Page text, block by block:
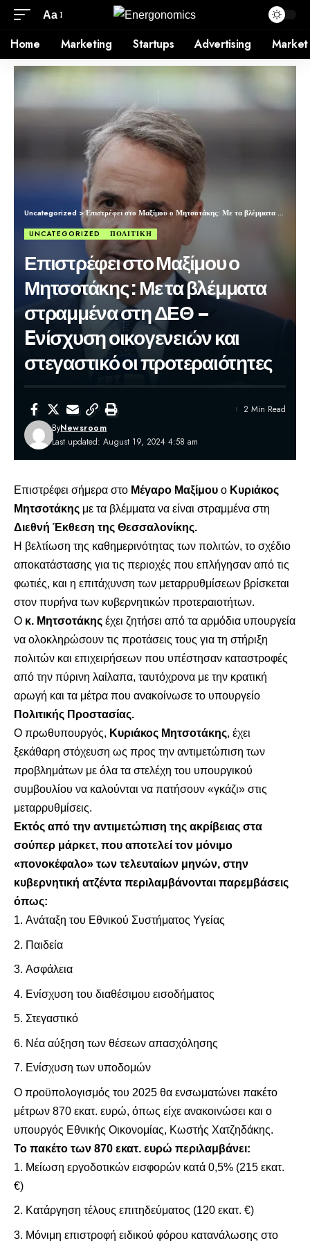
Aa
Home Marketing Startups Advertising Market
Uncategorized >Επιστρέφει στο Μαξίμου ο Μητσοτάκης: Με τα βλέμματα στραμμένα στη ΔΕΘ – Eνίσχυση οικογενειών και στεγαστικό οι προτεραιότητες
UNCATEGORIZED ΠΟΛΙΤΙΚΗ
Επιστρέφει στο Μαξίμου ο
Μητσοτάκης: Με τα βλέμματα
στραμμένα στη ΔΕΘ –
Eνίσχυση οικογενειών και
στεγαστικό οι προτεραιότητες
Last updated: August 19, 2024 4:58 am
ByNewsroom
2 Min Read
Επιστρέφει σήμερα στο Μέγαρο Μαξίμου ο Κυριάκος
Μητσοτάκης με τα βλέμματα να είναι στραμμένα στη
Διεθνή Έκθεση της Θεσσαλονίκης.
Η βελτίωση της καθημερινότητας των πολιτών, το σχέδιο
αποκατάστασης για τις περιοχές που επλήγησαν από τις
φωτιές, και η επιτάχυνση των μεταρρυθμίσεων βρίσκεται
στον πυρήνα των κυβερνητικών προτεραιοτήτων.
Ο κ. Μητσοτάκης έχει ζητήσει από τα αρμόδια υπουργεία
να ολοκληρώσουν τις προτάσεις τους για τη στήριξη
πολιτών και επιχειρήσεων που υπέστησαν καταστροφές
από την πύρινη λαίλαπα, ταυτόχρονα με την κρατική
αρωγή και τα μέτρα που ανακοίνωσε το υπουργείο
Πολιτικής Προστασίας.
Ο πρωθυπουργός, Κυριάκος Μητσοτάκης, έχει
ξεκάθαρη στόχευση ως προς την αντιμετώπιση των
προβλημάτων με όλα τα στελέχη του υπουργικού
συμβουλίου να καλούνται να πατήσουν «γκάζι» στις
μεταρρυθμίσεις.
Εκτός από την αντιμετώπιση της ακρίβειας στα
σούπερ μάρκετ, που αποτελεί τον μόνιμο
«πονοκέφαλο» των τελευταίων μηνών, στην
κυβερνητική ατζέντα περιλαμβάνονται παρεμβάσεις
όπως:
Ανάταξη του Εθνικού Συστήματος Υγείας
Παιδεία
Ασφάλεια
Ενίσχυση του διαθέσιμου εισοδήματος
Στεγαστικό
Νέα αύξηση των θέσεων απασχόλησης
Ενίσχυση των υποδομών
Ο προϋπολογισμός του 2025 θα ενσωματώνει πακέτο
μέτρων 870 εκατ. ευρώ, όπως είχε ανακοινώσει και ο
υπουργός Εθνικής Οικονομίας, Κωστής Χατζηδάκης.
Το πακέτο των 870 εκατ. ευρώ περιλαμβάνει:
Μείωση εργοδοτικών εισφορών κατά 0,5% (215 εκατ.
€)
Κατάργηση τέλους επιτηδεύματος (120 εκατ. €)
Μόνιμη επιστροφή ειδικού φόρου κατανάλωσης στο